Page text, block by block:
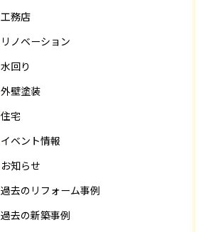
工務店
リノベーション
水回り
外壁塗装
住宅
イベント情報
お知らせ
過去のリフォーム事例
過去の新築事例